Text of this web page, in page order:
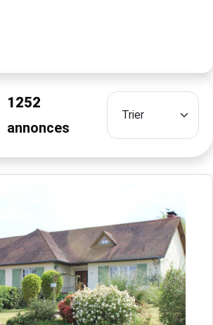
1252
annonces